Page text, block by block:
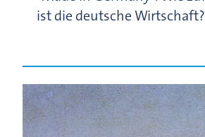
ist die deutsche Wirtschaft?